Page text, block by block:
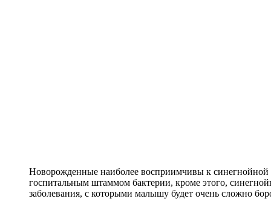
Новорожденные наиболее восприимчивы к
госпитальным штаммом бактерии, кроме этого,
заболевания, с которыми малышу будет очень сложно